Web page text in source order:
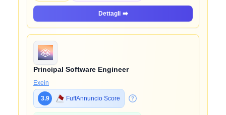
Dettagli ➡️
Principal Software Engineer
Exein
3.9 FuffAnnuncio Score